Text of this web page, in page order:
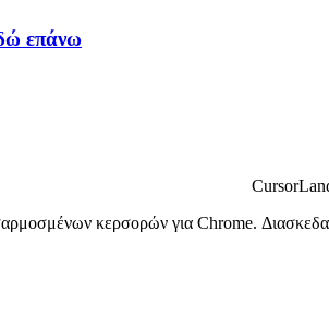
επάνω
κερσορών για Chrome.